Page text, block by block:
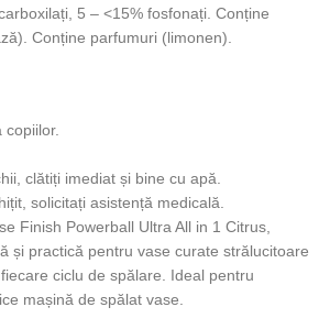
5 – <15% fosfonați. Conține
Conține parfumuri (limonen).
copiilor.
clătiți imediat și bine cu apă.
solicitați asistență medicală.
Finish Powerball Ultra All in 1 Citrus,
și practică pentru vase curate strălucitoare
ciclu de spălare. Ideal pentru
mașină de spălat vase.